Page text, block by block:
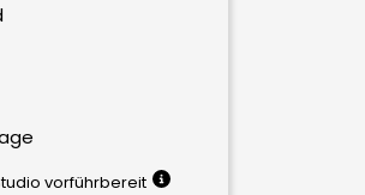
vorführbereit